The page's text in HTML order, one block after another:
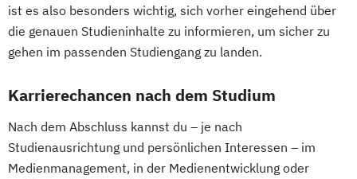
ist es also besonders wichtig, sich vorher eingehend über
die genauen Studieninhalte zu informieren, um sicher zu
gehen im passenden Studiengang zu landen.
Karrierechancen nach dem Studium
Nach dem Abschluss kannst du – je nach
Studienausrichtung und persönlichen Interessen – im
Medienmanagement, in der Medienentwicklung oder